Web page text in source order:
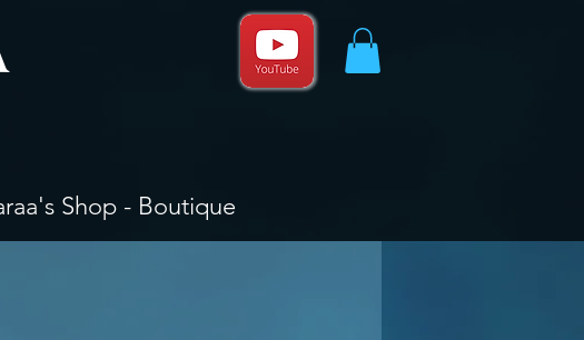
Shop - Boutique